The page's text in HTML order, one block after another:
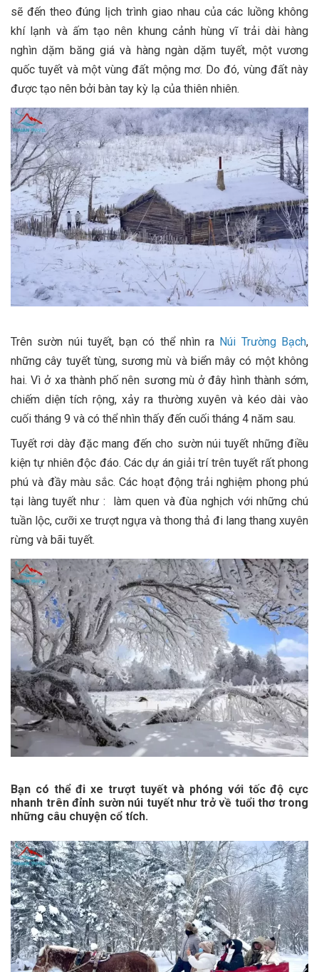
sẽ đến theo đúng lịch trình giao nhau của các luồng không
khí lạnh và ấm tạo nên khung cảnh hùng vĩ trải dài hàng
nghìn dặm băng giá và hàng ngàn dặm tuyết, một vương
quốc tuyết và một vùng đất mộng mơ. Do đó, vùng đất này
được tạo nên bởi bàn tay kỳ lạ của thiên nhiên.
Trên sườn núi tuyết, bạn có thể nhìn ra Núi Trường Bạch,
những cây tuyết tùng, sương mù và biển mây có một không
hai. Vì ở xa thành phố nên sương mù ở đây hình thành sớm,
chiếm diện tích rộng, xảy ra thường xuyên và kéo dài vào
cuối tháng 9 và có thể nhìn thấy đến cuối tháng 4 năm sau.
Tuyết rơi dày đặc mang đến cho sườn núi tuyết những điều
kiện tự nhiên độc đáo. Các dự án giải trí trên tuyết rất phong
phú và đầy màu sắc. Các hoạt động trải nghiệm phong phú
tại làng tuyết như : làm quen và đùa nghịch với những chú
tuần lộc, cưỡi xe trượt ngựa và thong thả đi lang thang xuyên
rừng và bãi tuyết.
Bạn có thể đi xe trượt tuyết và phóng với tốc độ cực
nhanh trên đỉnh sườn núi tuyết như trở về tuổi thơ trong
những câu chuyện cổ tích.